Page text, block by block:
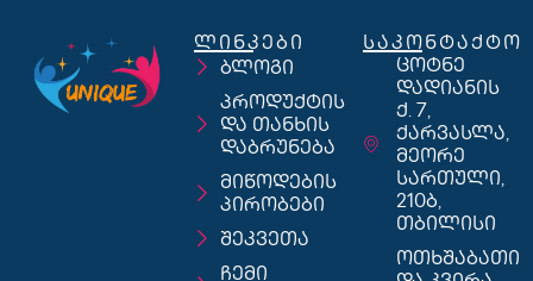
ლინკები
ბლოგი
პროდუქტის
და თანხის
დაბრუნება
მიწოდების
პირობები
შეკვეთა
ჩემი
საკონტაქტო
ცოტნე
დადიანის
ქ. 7,
ქარვასლა,
მეორე
სართული,
210ბ,
თბილისი
ოთხშაბათი